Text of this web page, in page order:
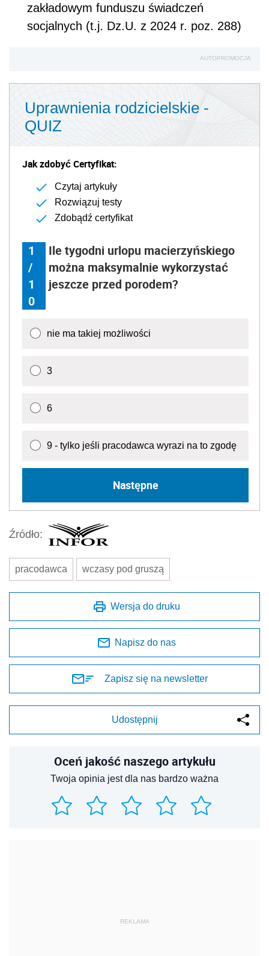
zakładowym funduszu świadczeń
socjalnych (t.j. Dz.U. z 2024 r. poz. 288)
AUTOPROMOCJA
Uprawnienia rodzicielskie -
QUIZ
Jak zdobyć Certyfikat:
Czytaj artykuły
Rozwiązuj testy
Zdobądź certyfikat
1
/
1
0
Ile tygodni urlopu macierzyńskiego
można maksymalnie wykorzystać
jeszcze przed porodem?
nie ma takiej możliwości
3
6
9 - tylko jeśli pracodawca wyrazi na to zgodę
Następne
Źródło:
pracodawca wczasy pod gruszą
Wersja do druku
Napisz do nas
Zapisz się na newsletter
Udostępnij
Oceń jakość naszego artykułu
Twoja opinia jest dla nas bardzo ważna
REKLAMA